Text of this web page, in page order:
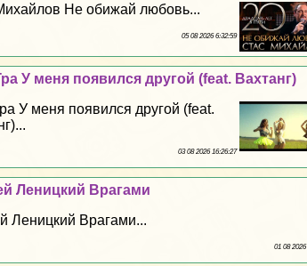
Не обижай любовь...
05 08 2026 6:32:59
У меня появился другой (feat. Вахтанг)
У меня появился другой (feat.
03 08 2026 16:26:27
Леницкий Врагами
Леницкий Врагами...
01 08 2026